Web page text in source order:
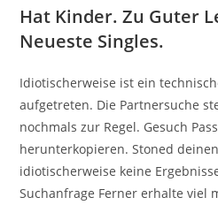
Hat Kinder. Zu Guter
Neueste Singles.
Idiotischerweise ist ein
aufgetreten. Die Partnersuche
nochmals zur Regel. Gesuch
herunterkopieren. Stoned
idiotischerweise keine
Suchanfrage Ferner erhalte viel